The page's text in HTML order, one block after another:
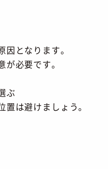
となります。
必要です。
ぶ
は避けましょう。